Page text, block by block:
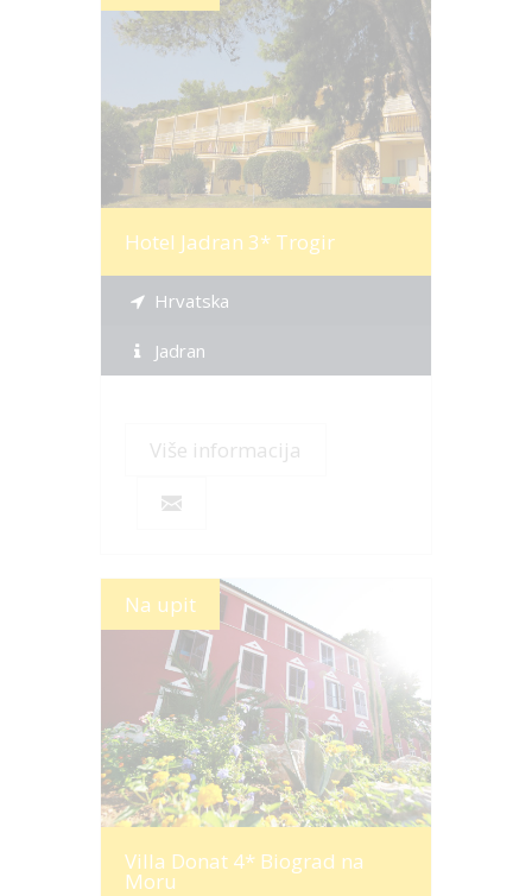
Više informacija
Hotel Jadran 3* Trogir
Hrvatska
Jadran
Više informacija
Na upit
Više informacija
Villa Donat 4* Biograd na
Moru